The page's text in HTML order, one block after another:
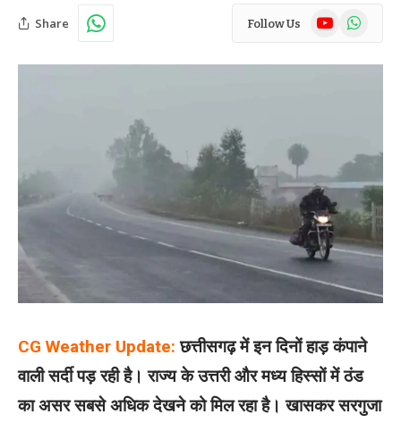
Share Follow Us YouTubeWhatsApp
CG Weather Update:छत्तीसगढ़ में इन दिनों हाड़ कंपाने
वाली सर्दी पड़ रही है। राज्य के उत्तरी और मध्य हिस्सों में ठंड
का असर सबसे अधिक देखने को मिल रहा है। खासकर सरगुजा